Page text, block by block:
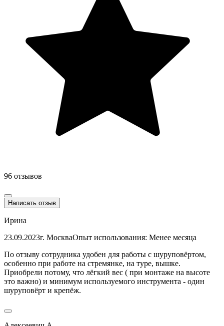
96 отзывов
Написать отзыв
Ирина
23.09.2023г. МоскваОпыт использования: Менее месяца
По отзыву сотрудника удобен для работы с шуруповёртом,
особенно при работе на стремянке, на туре, вышке.
Приобрели потому, что лёгкий вес ( при монтаже на высоте
это важно) и минимум используемого инструмента - один
шуруповёрт и крепёж.